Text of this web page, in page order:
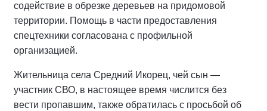
содействие в обрезке деревьев на придомовой
территории. Помощь в части предоставления
спецтехники согласована с профильной
организацией.
Жительница села Средний Икорец, чей сын —
участник СВО, в настоящее время числится без
вести пропавшим, также обратилась с просьбой об